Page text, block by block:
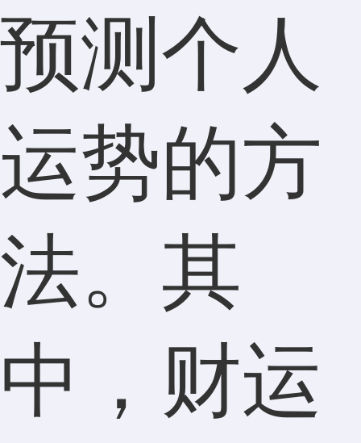
预测个人
运势的方
法。其
中，财运